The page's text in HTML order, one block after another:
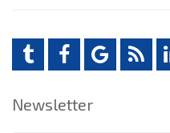
Newsletter